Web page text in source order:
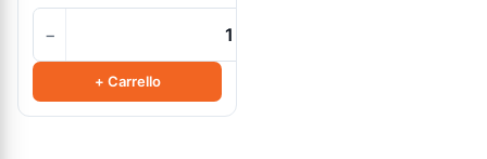
−
+ Carrello